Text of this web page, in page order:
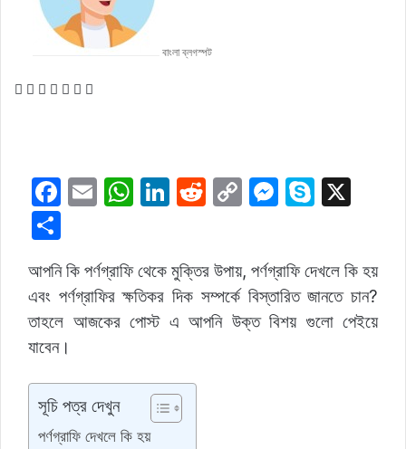
বাংলা ব্লগস্পট
Facebook
Twitter
LinkedIn
Pinterest
Messenger
Messenger
F
e
b
o
o
k
E
l
W
s
A
p
Li
e
dI
n
R
di
t
C
y
Li
n
M
s
e
n
S
p
e
h
ar
e
আপনি কি পর্ণগ্রাফি থেকে মুক্তির উপায়, পর্ণগ্রাফি দেখলে কি হয়
এবং পর্ণগ্রাফির ক্ষতিকর দিক সম্পর্কে বিস্তারিত জানতে চান?
তাহলে আজকের পোস্ট এ আপনি উক্ত বিশয় গুলো পেইয়ে
যাবেন।
সূচি পত্র দেখুন
পর্ণগ্রাফি দেখলে কি হয়